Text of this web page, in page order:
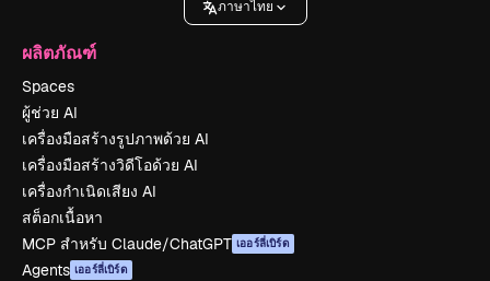
ภาษาไทย
ผลิตภัณฑ์
Spaces
ผู้ช่วย AI
เครื่องมือสร้างรูปภาพด้วย AI
เครื่องมือสร้างวิดีโอด้วย AI
เครื่องกำเนิดเสียง AI
สต็อกเนื้อหา
MCP สำหรับ Claude/ChatGPT เออร์ลี่เบิร์ด
Agents เออร์ลี่เบิร์ด